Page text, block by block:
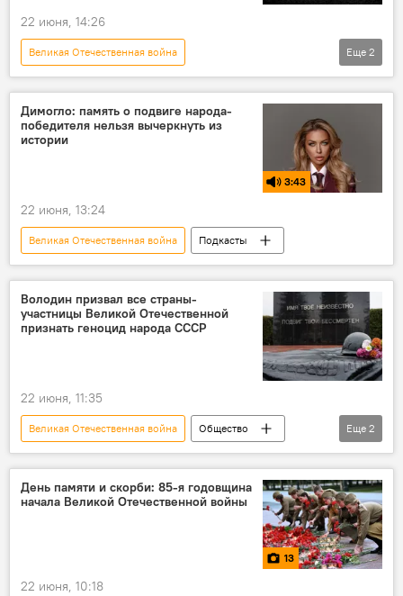
22 июня, 14:26
Великая Отечественная война
Молдова в Великой Отечественной войне
В Молдове
Еще 2
Димогло: память о подвиге народа-
победителя нельзя вычеркнуть из
истории
3:43
22 июня, 13:24
Великая Отечественная война Подкасты
Володин призвал все страны-
участницы Великой Отечественной
признать геноцид народа СССР
22 июня, 11:35
Великая Отечественная война
Общество
Вячеслав Володин
День памяти и скорби
Еще 2
День памяти и скорби: 85-я годовщина
начала Великой Отечественной войны
13
22 июня, 10:18